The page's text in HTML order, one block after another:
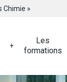
Chimie »
Les
formations